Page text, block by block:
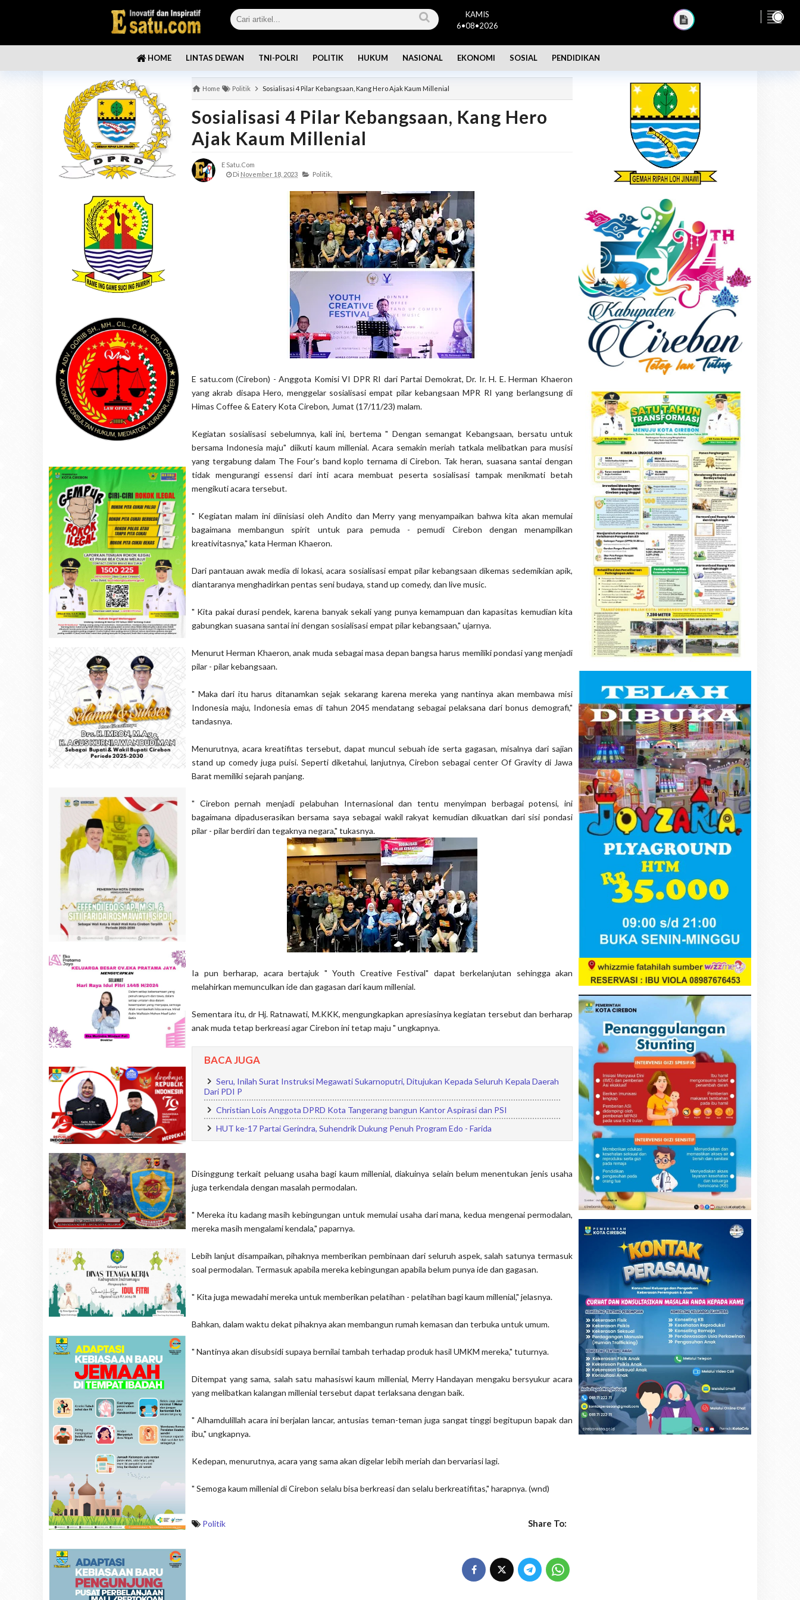
KAMIS
6•08•2026
HOME LINTAS DEWAN TNI-POLRI POLITIK HUKUM NASIONAL EKONOMI SOSIAL PENDIDIKAN
Home Politik Sosialisasi 4 Pilar Kebangsaan, Kang Hero Ajak Kaum Millenial
Sosialisasi 4 Pilar Kebangsaan, Kang Hero
Ajak Kaum Millenial
E Satu.com
Di November 18, 2023 Politik,
E satu.com (Cirebon) - Anggota Komisi VI DPR RI dari Partai Demokrat, Dr. Ir. H. E. Herman Khaeron
yang akrab disapa Hero, menggelar sosialisasi empat pilar kebangsaan MPR RI yang berlangsung di
Himas Coffee & Eatery Kota Cirebon, Jumat (17/11/23) malam.
Kegiatan sosialisasi sebelumnya, kali ini, bertema " Dengan semangat Kebangsaan, bersatu untuk
bersama Indonesia maju" diikuti kaum millenial. Acara semakin meriah tatkala melibatkan para musisi
yang tergabung dalam The Four's band koplo ternama di Cirebon. Tak heran, suasana santai dengan
tidak mengurangi essensi dari inti acara membuat peserta sosialisasi tampak menikmati betah
mengikuti acara tersebut.
" Kegiatan malam ini diinisiasi oleh Andito dan Merry yang menyampaikan bahwa kita akan memulai
bagaimana membangun spirit untuk para pemuda - pemudi Cirebon dengan menampilkan
kreativitasnya," kata Herman Khaeron.
Dari pantauan awak media di lokasi, acara sosialisasi empat pilar kebangsaan dikemas sedemikian apik,
diantaranya menghadirkan pentas seni budaya, stand up comedy, dan live music.
" Kita pakai durasi pendek, karena banyak sekali yang punya kemampuan dan kapasitas kemudian kita
gabungkan suasana santai ini dengan sosialisasi empat pilar kebangsaan," ujarnya.
Menurut Herman Khaeron, anak muda sebagai masa depan bangsa harus memiliki pondasi yang menjadi
pilar - pilar kebangsaan.
" Maka dari itu harus ditanamkan sejak sekarang karena mereka yang nantinya akan membawa misi
Indonesia maju, Indonesia emas di tahun 2045 mendatang sebagai pelaksana dari bonus demografi,"
tandasnya.
Menurutnya, acara kreatifitas tersebut, dapat muncul sebuah ide serta gagasan, misalnya dari sajian
stand up comedy juga puisi. Seperti diketahui, lanjutnya, Cirebon sebagai center Of Gravity di Jawa
Barat memiliki sejarah panjang.
" Cirebon pernah menjadi pelabuhan Internasional dan tentu menyimpan berbagai potensi, ini
bagaimana dipaduserasikan bersama saya sebagai wakil rakyat kemudian dikuatkan dari sisi pondasi
pilar - pilar berdiri dan tegaknya negara," tukasnya.
Ia pun berharap, acara bertajuk " Youth Creative Festival" dapat berkelanjutan sehingga akan
melahirkan memunculkan ide dan gagasan dari kaum millenial.
Sementara itu, dr Hj. Ratnawati, M.KKK, mengungkapkan apresiasinya kegiatan tersebut dan berharap
anak muda tetap berkreasi agar Cirebon ini tetap maju " ungkapnya.
BACA JUGA
Seru, Inilah Surat Instruksi Megawati Sukarnoputri, Ditujukan Kepada Seluruh Kepala Daerah
Dari PDI P
Christian Lois Anggota DPRD Kota Tangerang bangun Kantor Aspirasi dan PSI
HUT ke-17 Partai Gerindra, Suhendrik Dukung Penuh Program Edo - Farida
Disinggung terkait peluang usaha bagi kaum millenial, diakuinya selain belum menentukan jenis usaha
juga terkendala dengan masalah permodalan.
" Mereka itu kadang masih kebingungan untuk memulai usaha dari mana, kedua mengenai permodalan,
mereka masih mengalami kendala," paparnya.
Lebih lanjut disampaikan, pihaknya memberikan pembinaan dari seluruh aspek, salah satunya termasuk
soal permodalan. Termasuk apabila mereka kebingungan apabila belum punya ide dan gagasan.
" Kita juga mewadahi mereka untuk memberikan pelatihan - pelatihan bagi kaum millenial," jelasnya.
Bahkan, dalam waktu dekat pihaknya akan membangun rumah kemasan dan terbuka untuk umum.
" Nantinya akan disubsidi supaya bernilai tambah terhadap produk hasil UMKM mereka," tuturnya.
Ditempat yang sama, salah satu mahasiswi kaum millenial, Merry Handayan mengaku bersyukur acara
yang melibatkan kalangan millenial tersebut dapat terlaksana dengan baik.
" Alhamdulillah acara ini berjalan lancar, antusias teman-teman juga sangat tinggi begitupun bapak dan
ibu," ungkapnya.
Kedepan, menurutnya, acara yang sama akan digelar lebih meriah dan bervariasi lagi.
" Semoga kaum millenial di Cirebon selalu bisa berkreasi dan selalu berkreatifitas," harapnya. (wnd)
Politik Share To: